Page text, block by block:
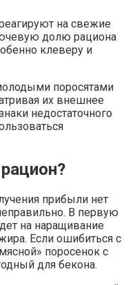
на свежие
долю рациона
клеверу и
поросятами
их внешнее
недостаточного
прибыли нет
В первую
на наращивание
Если ошибиться с
поросенок с
для бекона.